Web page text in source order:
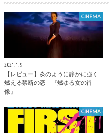
CINEMA
2021.1.9
【レビュー】炎のように静かに強く
燃える禁断の恋―『燃ゆる女の肖
像』
CINEMA